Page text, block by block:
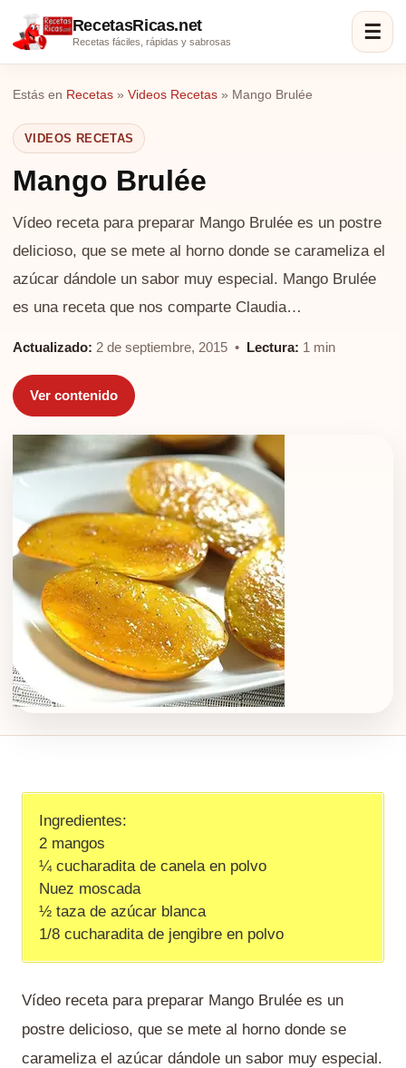
RecetasRicas.net
Recetas fáciles, rápidas y sabrosas ☰
Estás en Recetas » Videos Recetas » Mango Brulée
VIDEOS RECETAS
Mango Brulée
Vídeo receta para preparar Mango Brulée es un postre
delicioso, que se mete al horno donde se carameliza el
azúcar dándole un sabor muy especial. Mango Brulée
es una receta que nos comparte Claudia…
Actualizado: 2 de septiembre, 2015 • Lectura: 1 min
Ver contenido
Ingredientes:
2 mangos
¼ cucharadita de canela en polvo
Nuez moscada
½ taza de azúcar blanca
1/8 cucharadita de jengibre en polvo
Vídeo receta para preparar Mango Brulée es un
postre delicioso, que se mete al horno donde se
carameliza el azúcar dándole un sabor muy especial.